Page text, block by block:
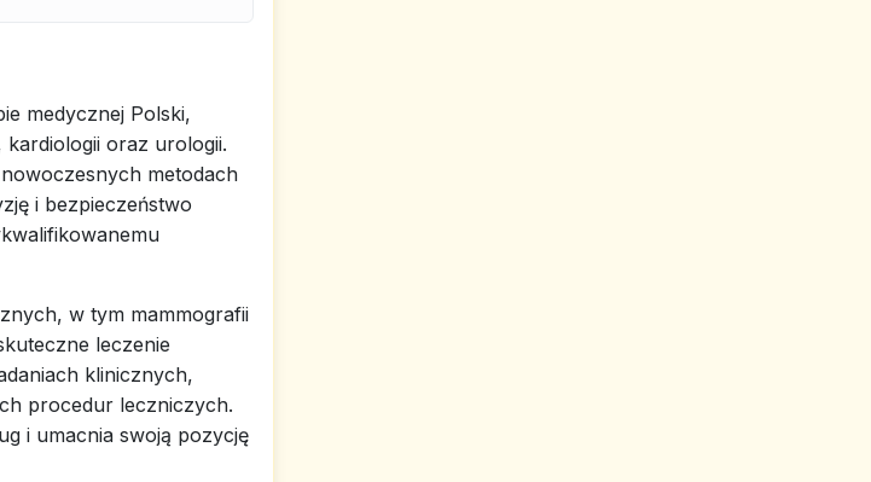
medycznej Polski,
oraz urologii.
metodach
i bezpieczeństwo
w tym mammografii
leczenie
klinicznych,
procedur leczniczych.
i umacnia swoją pozycję